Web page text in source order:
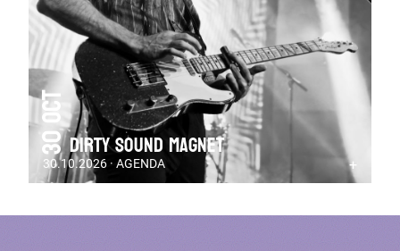
30 OctDIRTY SOUND MAGNET
30.10.2026 · AGENDA +